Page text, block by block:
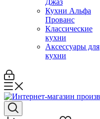
Джаз
Кухни Альфа
Прованс
Классические
кухни
Аксессуары для
кухни